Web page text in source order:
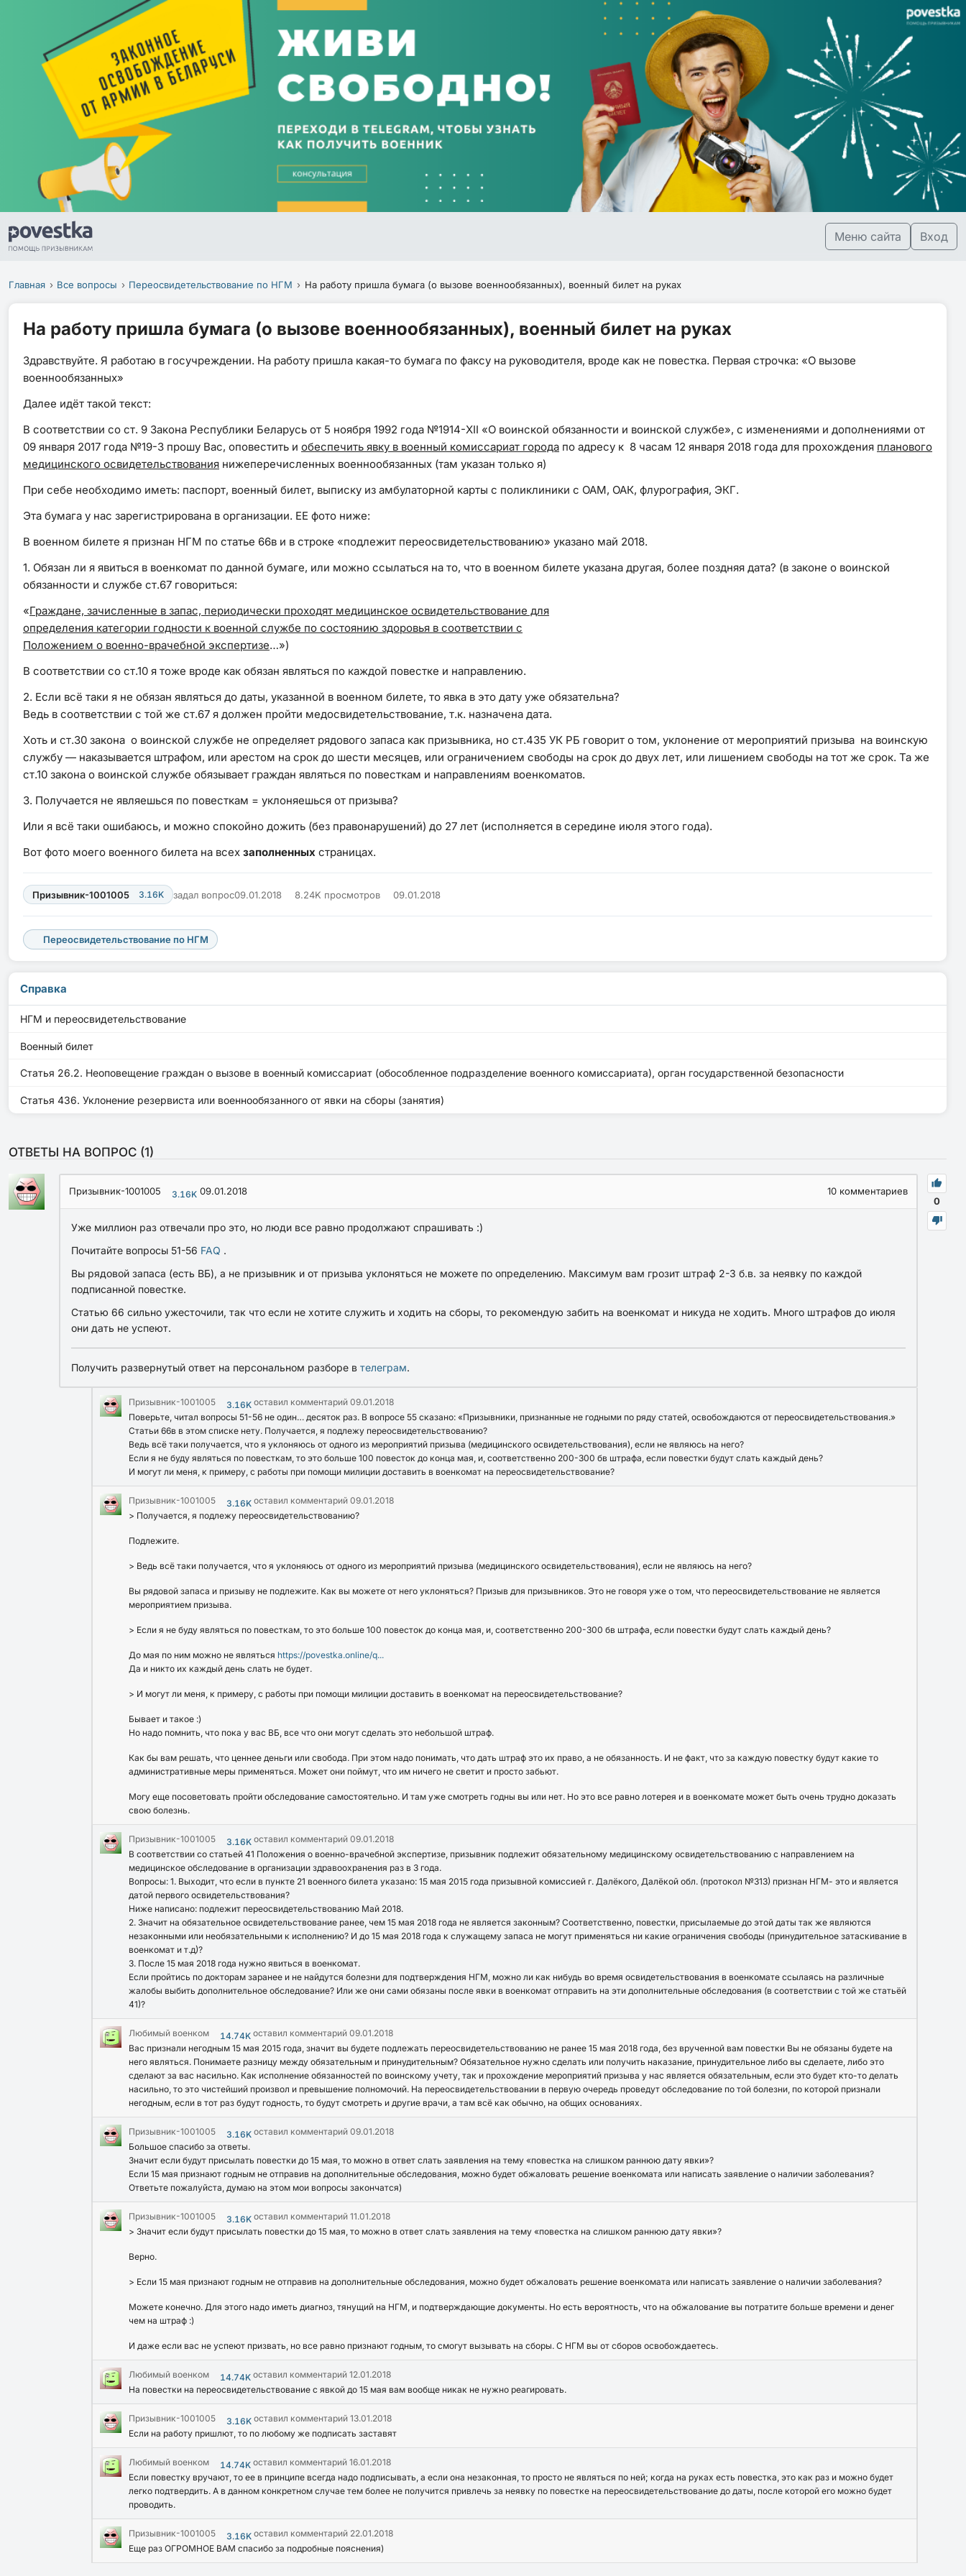
Меню сайта Вход
Главная Все вопросы Переосвидетельствование по НГМ На работу пришла бумага (о вызове военнообязанных), военный билет на руках
На работу пришла бумага (о вызове военнообязанных), военный билет на руках
Здравствуйте. Я работаю в госучреждении. На работу пришла какая-то бумага по факсу на руководителя, вроде как не повестка. Первая строчка: «О вызове
военнообязанных»
Далее идёт такой текст:
В соответствии со ст. 9 Закона Республики Беларусь от 5 ноября 1992 года №1914-XII «О воинской обязанности и воинской службе», с изменениями и дополнениями от
09 января 2017 года №19-3 прошу Вас, оповестить и обеспечить явку в военный комиссариат города по адресу к 8 часам 12 января 2018 года для прохождения планового
медицинского освидетельствования нижеперечисленных военнообязанных (там указан только я)
При себе необходимо иметь: паспорт, военный билет, выписку из амбулаторной карты с поликлиники с ОАМ, ОАК, флурография, ЭКГ.
Эта бумага у нас зарегистрирована в организации. ЕЕ фото ниже:
В военном билете я признан НГМ по статье 66в и в строке «подлежит переосвидетельствованию» указано май 2018.
1. Обязан ли я явиться в военкомат по данной бумаге, или можно ссылаться на то, что в военном билете указана другая, более поздняя дата? (в законе о воинской
обязанности и службе ст.67 говориться:
«Граждане, зачисленные в запас, периодически проходят медицинское освидетельствование для
определения категории годности к военной службе по состоянию здоровья в соответствии с
Положением о военно-врачебной экспертизе…»)
В соответствии со ст.10 я тоже вроде как обязан являться по каждой повестке и направлению.
2. Если всё таки я не обязан являться до даты, указанной в военном билете, то явка в это дату уже обязательна?
Ведь в соответствии с той же ст.67 я должен пройти медосвидетельствование, т.к. назначена дата.
Хоть и ст.30 закона о воинской службе не определяет рядового запаса как призывника, но ст.435 УК РБ говорит о том, уклонение от мероприятий призыва на воинскую
службу — наказывается штрафом, или арестом на срок до шести месяцев, или ограничением свободы на срок до двух лет, или лишением свободы на тот же срок. Та же
ст.10 закона о воинской службе обязывает граждан являться по повесткам и направлениям военкоматов.
3. Получается не являешься по повесткам = уклоняешься от призыва?
Или я всё таки ошибаюсь, и можно спокойно дожить (без правонарушений) до 27 лет (исполняется в середине июля этого года).
Вот фото моего военного билета на всех заполненных страницах.
Призывник-1001005 3.16K задал вопрос09.01.2018 8.24K просмотров 09.01.2018
Переосвидетельствование по НГМ
Справка
НГМ и переосвидетельствование
Военный билет
Статья 26.2. Неоповещение граждан о вызове в военный комиссариат (обособленное подразделение военного комиссариата), орган государственной безопасности
Статья 436. Уклонение резервиста или военнообязанного от явки на сборы (занятия)
ОТВЕТЫ НА ВОПРОС (1)
0
Призывник-1001005 3.16K 09.01.2018 10 комментариев
Уже миллион раз отвечали про это, но люди все равно продолжают спрашивать :)
Почитайте вопросы 51-56 FAQ .
Вы рядовой запаса (есть ВБ), а не призывник и от призыва уклоняться не можете по определению. Максимум вам грозит штраф 2-3 б.в. за неявку по каждой
подписанной повестке.
Статью 66 сильно ужесточили, так что если не хотите служить и ходить на сборы, то рекомендую забить на военкомат и никуда не ходить. Много штрафов до июля
они дать не успеют.
Получить развернутый ответ на персональном разборе в телеграм.
Призывник-1001005 3.16K оставил комментарий 09.01.2018
Поверьте, читал вопросы 51-56 не один… десяток раз. В вопросе 55 сказано: «Призывники, признанные не годными по ряду статей, освобождаются от переосвидетельствования.»
Статьи 66в в этом списке нету. Получается, я подлежу переосвидетельствованию?
Ведь всё таки получается, что я уклоняюсь от одного из мероприятий призыва (медицинского освидетельствования), если не являюсь на него?
Если я не буду являться по повесткам, то это больше 100 повесток до конца мая, и, соответственно 200-300 бв штрафа, если повестки будут слать каждый день?
И могут ли меня, к примеру, с работы при помощи милиции доставить в военкомат на переосвидетельствование?
Призывник-1001005 3.16K оставил комментарий 09.01.2018
> Получается, я подлежу переосвидетельствованию?
Подлежите.
> Ведь всё таки получается, что я уклоняюсь от одного из мероприятий призыва (медицинского освидетельствования), если не являюсь на него?
Вы рядовой запаса и призыву не подлежите. Как вы можете от него уклоняться? Призыв для призывников. Это не говоря уже о том, что переосвидетельствование не является
мероприятием призыва.
> Если я не буду являться по повесткам, то это больше 100 повесток до конца мая, и, соответственно 200-300 бв штрафа, если повестки будут слать каждый день?
До мая по ним можно не являться https://povestka.online/q...
Да и никто их каждый день слать не будет.
> И могут ли меня, к примеру, с работы при помощи милиции доставить в военкомат на переосвидетельствование?
Бывает и такое :)
Но надо помнить, что пока у вас ВБ, все что они могут сделать это небольшой штраф.
Как бы вам решать, что ценнее деньги или свобода. При этом надо понимать, что дать штраф это их право, а не обязанность. И не факт, что за каждую повестку будут какие то
административные меры применяться. Может они поймут, что им ничего не светит и просто забьют.
Могу еще посоветовать пройти обследование самостоятельно. И там уже смотреть годны вы или нет. Но это все равно лотерея и в военкомате может быть очень трудно доказать
свою болезнь.
Призывник-1001005 3.16K оставил комментарий 09.01.2018
В соответствии со статьей 41 Положения о военно-врачебной экспертизе, призывник подлежит обязательному медицинскому освидетельствованию с направлением на
медицинское обследование в организации здравоохранения раз в 3 года.
Вопросы: 1. Выходит, что если в пункте 21 военного билета указано: 15 мая 2015 года призывной комиссией г. Далёкого, Далёкой обл. (протокол №313) признан НГМ- это и является
датой первого освидетельствования?
Ниже написано: подлежит переосвидетельствованию Май 2018.
2. Значит на обязательное освидетельствование ранее, чем 15 мая 2018 года не является законным? Соответственно, повестки, присылаемые до этой даты так же являются
незаконными или необязательными к исполнению? И до 15 мая 2018 года к служащему запаса не могут применяться ни какие ограничения свободы (принудительное затаскивание в
военкомат и т.д)?
3. После 15 мая 2018 года нужно явиться в военкомат.
Если пройтись по докторам заранее и не найдутся болезни для подтверждения НГМ, можно ли как нибудь во время освидетельствования в военкомате ссылаясь на различные
жалобы выбить дополнительное обследование? Или же они сами обязаны после явки в военкомат отправить на эти дополнительные обследования (в соответствии с той же статьёй
41)?
Любимый военком 14.74K оставил комментарий 09.01.2018
Вас признали негодным 15 мая 2015 года, значит вы будете подлежать переосвидетельствованию не ранее 15 мая 2018 года, без врученной вам повестки Вы не обязаны будете на
него являться. Понимаете разницу между обязательным и принудительным? Обязательное нужно сделать или получить наказание, принудительное либо вы сделаете, либо это
сделают за вас насильно. Как исполнение обязанностей по воинскому учету, так и прохождение мероприятий призыва у нас является обязательным, если это будет кто-то делать
насильно, то это чистейший произвол и превышение полномочий. На переосвидетельствовании в первую очередь проведут обследование по той болезни, по которой признали
негодным, если в тот раз будут годность, то будут смотреть и другие врачи, а там всё как обычно, на общих основаниях.
Призывник-1001005 3.16K оставил комментарий 09.01.2018
Большое спасибо за ответы.
Значит если будут присылать повестки до 15 мая, то можно в ответ слать заявления на тему «повестка на слишком раннюю дату явки»?
Если 15 мая признают годным не отправив на дополнительные обследования, можно будет обжаловать решение военкомата или написать заявление о наличии заболевания?
Ответьте пожалуйста, думаю на этом мои вопросы закончатся)
Призывник-1001005 3.16K оставил комментарий 11.01.2018
> Значит если будут присылать повестки до 15 мая, то можно в ответ слать заявления на тему «повестка на слишком раннюю дату явки»?
Верно.
> Если 15 мая признают годным не отправив на дополнительные обследования, можно будет обжаловать решение военкомата или написать заявление о наличии заболевания?
Можете конечно. Для этого надо иметь диагноз, тянущий на НГМ, и подтверждающие документы. Но есть вероятность, что на обжалование вы потратите больше времени и денег
чем на штраф :)
И даже если вас не успеют призвать, но все равно признают годным, то смогут вызывать на сборы. С НГМ вы от сборов освобождаетесь.
Любимый военком 14.74K оставил комментарий 12.01.2018
На повестки на переосвидетельствование с явкой до 15 мая вам вообще никак не нужно реагировать.
Призывник-1001005 3.16K оставил комментарий 13.01.2018
Если на работу пришлют, то по любому же подписать заставят
Любимый военком 14.74K оставил комментарий 16.01.2018
Если повестку вручают, то ее в принципе всегда надо подписывать, а если она незаконная, то просто не являться по ней; когда на руках есть повестка, это как раз и можно будет
легко подтвердить. А в данном конкретном случае тем более не получится привлечь за неявку по повестке на переосвидетельствование до даты, после которой его можно будет
проводить.
Призывник-1001005 3.16K оставил комментарий 22.01.2018
Еще раз ОГРОМНОЕ ВАМ спасибо за подробные пояснения)